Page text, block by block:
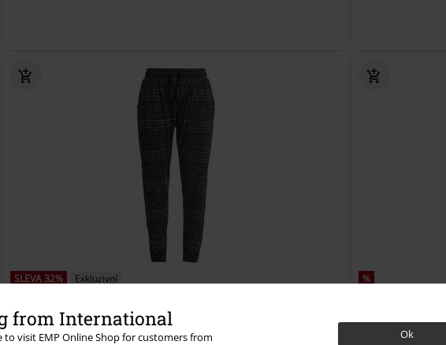
from International
to visit EMP Online Shop for customers from
Ok
SLEVA 32%
Exkluzivní
OdKč 679,00
Relax - Take It Easy Full Volume by EMP
%
High Waist Marlene